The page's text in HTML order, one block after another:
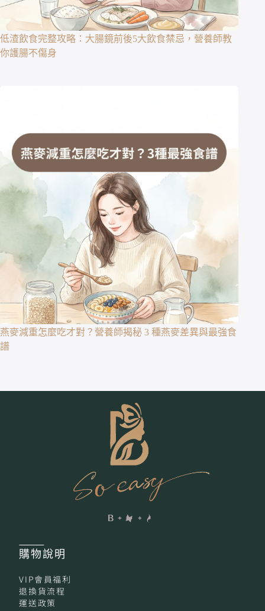
低渣飲食完整攻略：大腸鏡前後5大飲食禁忌，營養師教
你護腸不傷身
燕麥減重怎麼吃才對？營養師揭秘 3 種燕麥差異與最強食
譜
購物說明
VIP會員福利
退換貨流程
運送政策